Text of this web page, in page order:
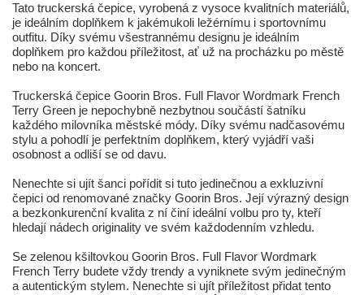
Tato truckerská čepice, vyrobená z vysoce kvalitních materiálů,
je ideálním doplňkem k jakémukoli ležérnímu i sportovnímu
outfitu. Díky svému všestrannému designu je ideálním
doplňkem pro každou příležitost, ať už na procházku po městě
nebo na koncert.
Truckerská čepice Goorin Bros. Full Flavor Wordmark French
Terry Green je nepochybně nezbytnou součástí šatníku
každého milovníka městské módy. Díky svému nadčasovému
stylu a pohodlí je perfektním doplňkem, který vyjádří vaši
osobnost a odliší se od davu.
Nenechte si ujít šanci pořídit si tuto jedinečnou a exkluzivní
čepici od renomované značky Goorin Bros. Její výrazný design
a bezkonkurenční kvalita z ní činí ideální volbu pro ty, kteří
hledají nádech originality ve svém každodenním vzhledu.
Se zelenou kšiltovkou Goorin Bros. Full Flavor Wordmark
French Terry budete vždy trendy a vyniknete svým jedinečným
a autentickým stylem. Nenechte si ujít příležitost přidat tento